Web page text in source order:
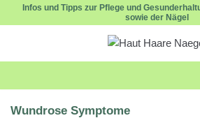
Infos und Tipps zur Pflege und
sowie der Nägel
Wundrose Symptome